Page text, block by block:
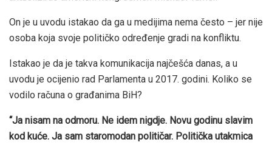
On je u uvodu istakao da ga u medijima nema često – jer nije
osoba koja svoje političko određenje gradi na konfliktu.
Istakao je da je takva komunikacija najčešća danas, a u
uvodu je ocijenio rad Parlamenta u 2017. godini. Koliko se
vodilo računa o građanima BiH?
“Ja nisam na odmoru. Ne idem nigdje. Novu godinu slavim
kod kuće. Ja sam staromodan političar. Politička utakmica